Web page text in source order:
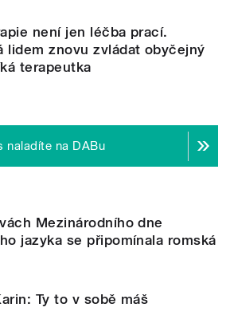
není jen léčba prací.
lidem znovu zvládat obyčejný
terapeutka
naladíte na DABu
Mezinárodního dne
jazyka se připomínala romská
Ty to v sobě máš